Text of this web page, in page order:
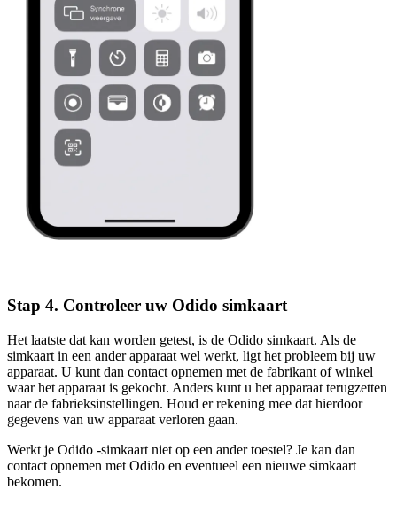
Stap 4. Controleer uw Odido simkaart
Het laatste dat kan worden getest, is de Odido simkaart. Als de
simkaart in een ander apparaat wel werkt, ligt het probleem bij uw
apparaat. U kunt dan contact opnemen met de fabrikant of winkel
waar het apparaat is gekocht. Anders kunt u het apparaat terugzetten
naar de fabrieksinstellingen. Houd er rekening mee dat hierdoor
gegevens van uw apparaat verloren gaan.
Werkt je Odido -simkaart niet op een ander toestel? Je kan dan
contact opnemen met Odido en eventueel een nieuwe simkaart
bekomen.